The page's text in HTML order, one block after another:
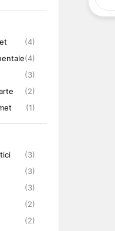
(4)
(4)
(3)
(2)
(1)
(3)
(3)
(3)
(2)
(2)